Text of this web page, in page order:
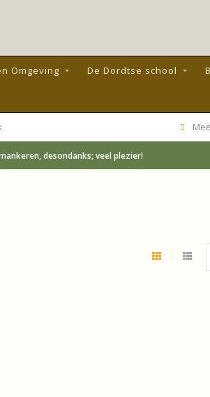
Omgeving De Dordtse school
desondanks; veel plezier!